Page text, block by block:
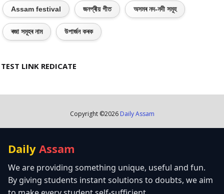
Assam festival জনপ্ৰীয় গীত অসমৰ নদ-নদী সমূহ
ৰজা সমূহৰ নাম উপাৰ্জন কৰক
TEST LINK REDICATE
Copyright ©2026 Daily Assam
Daily Assam
We are providing something unique, useful and fun.
By giving students instant solutions to doubts, we aim